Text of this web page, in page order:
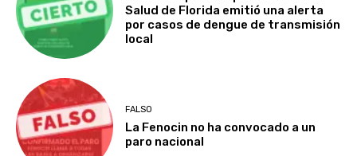
Salud de Florida emitió una alerta
por casos de dengue de transmisión
local
FALSO
La Fenocin no ha convocado a un
paro nacional